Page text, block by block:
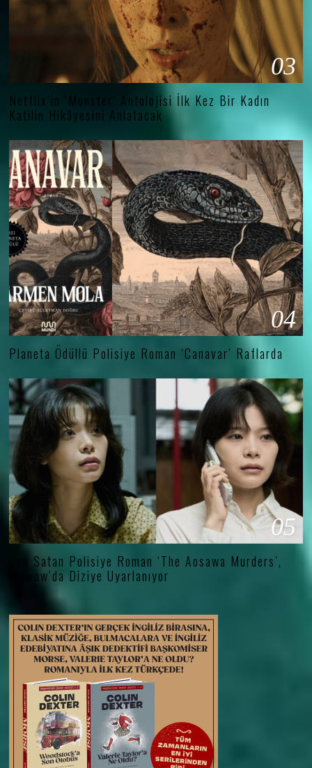
03
Netflix’in ‘Monster’ Antolojisi İlk Kez Bir Kadın
Katilin Hikâyesini Anlatacak
04
Planeta Ödüllü Polisiye Roman ‘Canavar’ Raflarda
05
Çok Satan Polisiye Roman ‘The Aosawa Murders’,
Wowow’da Diziye Uyarlanıyor